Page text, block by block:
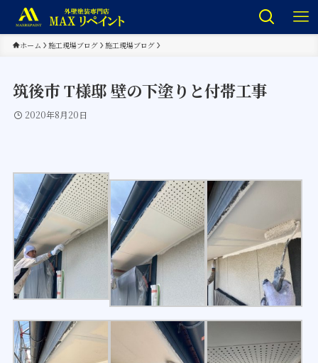
ホーム 施工現場ブログ 施工現場ブログ
筑後市 T様邸 壁の下塗りと付帯工事
2020年8月20日